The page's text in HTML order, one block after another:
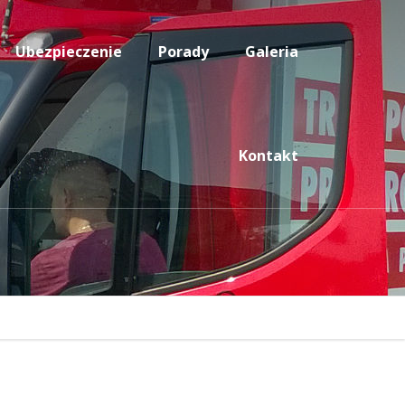
Ubezpieczenie Porady Galeria
Kontakt